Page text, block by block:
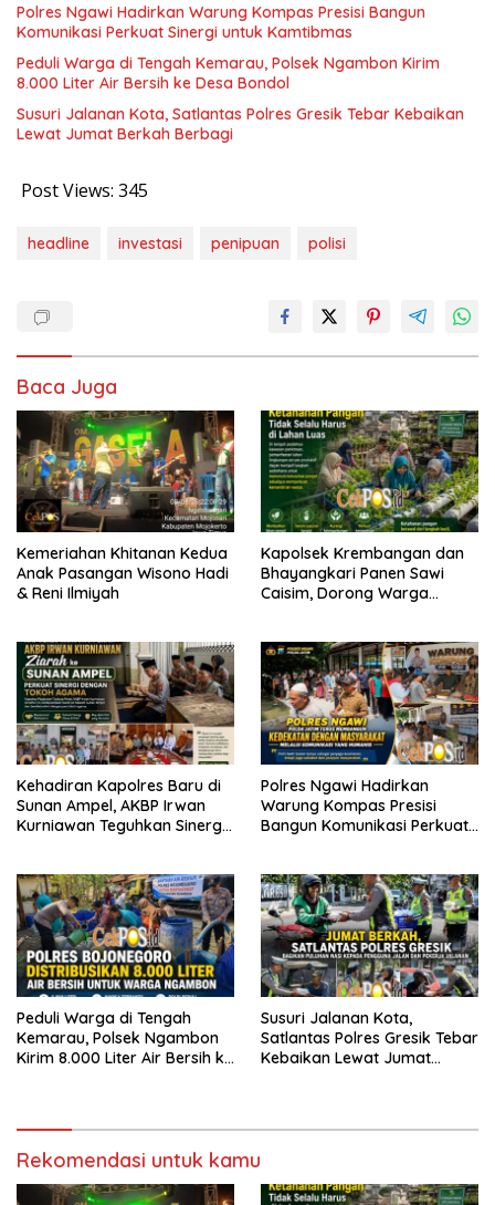
Polres Ngawi Hadirkan Warung Kompas Presisi Bangun
Komunikasi Perkuat Sinergi untuk Kamtibmas
Peduli Warga di Tengah Kemarau, Polsek Ngambon Kirim
8.000 Liter Air Bersih ke Desa Bondol
Susuri Jalanan Kota, Satlantas Polres Gresik Tebar Kebaikan
Lewat Jumat Berkah Berbagi
Post Views: 345
headline investasi penipuan polisi
Baca Juga
Kemeriahan Khitanan Kedua
Anak Pasangan Wisono Hadi
& Reni Ilmiyah
Kapolsek Krembangan dan
Bhayangkari Panen Sawi
Caisim, Dorong Warga
Kehadiran Kapolres Baru di
Sunan Ampel, AKBP Irwan
Kurniawan Teguhkan Sinergi
Polres Ngawi Hadirkan
Warung Kompas Presisi
Bangun Komunikasi Perkuat
Peduli Warga di Tengah
Kemarau, Polsek Ngambon
Kirim 8.000 Liter Air Bersih ke
Susuri Jalanan Kota,
Satlantas Polres Gresik Tebar
Kebaikan Lewat Jumat
Rekomendasi untuk kamu